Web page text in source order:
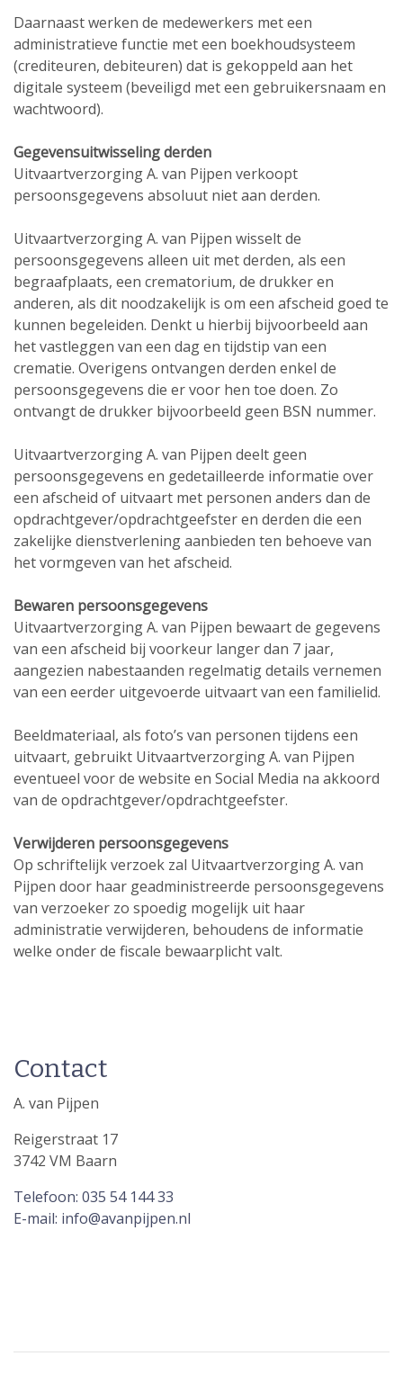
Daarnaast werken de medewerkers met een
administratieve functie met een boekhoudsysteem
(crediteuren, debiteuren) dat is gekoppeld aan het
digitale systeem (beveiligd met een gebruikersnaam en
wachtwoord).
Gegevensuitwisseling derden
Uitvaartverzorging A. van Pijpen verkoopt
persoonsgegevens absoluut niet aan derden.
Uitvaartverzorging A. van Pijpen wisselt de
persoonsgegevens alleen uit met derden, als een
begraafplaats, een crematorium, de drukker en
anderen, als dit noodzakelijk is om een afscheid goed te
kunnen begeleiden. Denkt u hierbij bijvoorbeeld aan
het vastleggen van een dag en tijdstip van een
crematie. Overigens ontvangen derden enkel de
persoonsgegevens die er voor hen toe doen. Zo
ontvangt de drukker bijvoorbeeld geen BSN nummer.
Uitvaartverzorging A. van Pijpen deelt geen
persoonsgegevens en gedetailleerde informatie over
een afscheid of uitvaart met personen anders dan de
opdrachtgever/opdrachtgeefster en derden die een
zakelijke dienstverlening aanbieden ten behoeve van
het vormgeven van het afscheid.
Bewaren persoonsgegevens
Uitvaartverzorging A. van Pijpen bewaart de gegevens
van een afscheid bij voorkeur langer dan 7 jaar,
aangezien nabestaanden regelmatig details vernemen
van een eerder uitgevoerde uitvaart van een familielid.
Beeldmateriaal, als foto’s van personen tijdens een
uitvaart, gebruikt Uitvaartverzorging A. van Pijpen
eventueel voor de website en Social Media na akkoord
van de opdrachtgever/opdrachtgeefster.
Verwijderen persoonsgegevens
Op schriftelijk verzoek zal Uitvaartverzorging A. van
Pijpen door haar geadministreerde persoonsgegevens
van verzoeker zo spoedig mogelijk uit haar
administratie verwijderen, behoudens de informatie
welke onder de fiscale bewaarplicht valt.
Contact
A. van Pijpen
Reigerstraat 17
3742 VM Baarn
Telefoon: 035 54 144 33
E-mail: info@avanpijpen.nl